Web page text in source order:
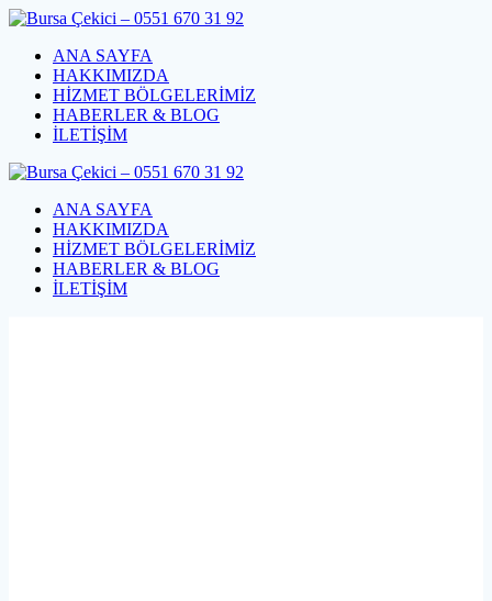
Skip
contentANA SAYFA
HAKKIMIZDA
HİZMET BÖLGELERİMİZ
HABERLER & BLOG
İLETİŞİM
ANA SAYFA
HAKKIMIZDA
HİZMET BÖLGELERİMİZ
HABERLER & BLOG
İLETİŞİM